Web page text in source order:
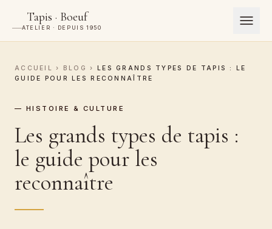
Tapis · Boeuf
ATELIER · DEPUIS 1950
ACCUEIL › BLOG ›
LES GRANDS TYPES DE TAPIS : LE
GUIDE POUR LES RECONNAÎTRE
— HISTOIRE & CULTURE
Les grands types de tapis :
le guide pour les
reconnaître